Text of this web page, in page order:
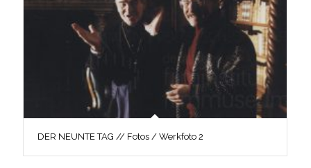
DER NEUNTE TAG // Fotos / Werkfoto 2